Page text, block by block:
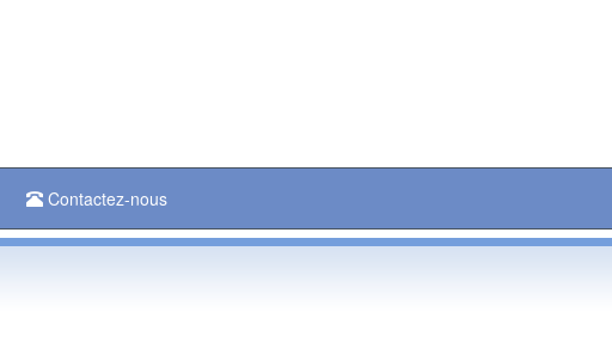
Contactez-nous